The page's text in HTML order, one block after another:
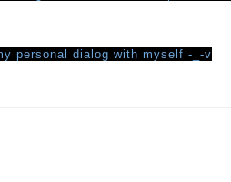
personal dialog with myself -_-v